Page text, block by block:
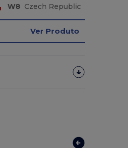
W8 Czech Republic
Ver Produto